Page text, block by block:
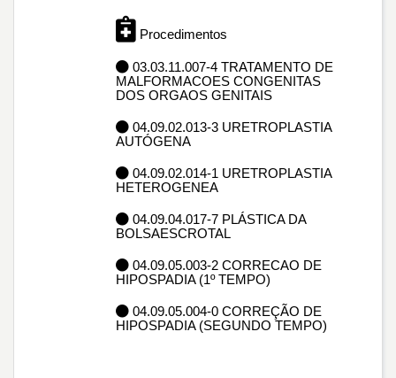
Procedimentos
03.03.11.007-4 TRATAMENTO DE
MALFORMACOES CONGENITAS
DOS ORGAOS GENITAIS
04.09.02.013-3 URETROPLASTIA
AUTÓGENA
04.09.02.014-1 URETROPLASTIA
HETEROGENEA
04.09.04.017-7 PLÁSTICA DA
BOLSAESCROTAL
04.09.05.003-2 CORRECAO DE
HIPOSPADIA (1º TEMPO)
04.09.05.004-0 CORREÇÃO DE
HIPOSPADIA (SEGUNDO TEMPO)